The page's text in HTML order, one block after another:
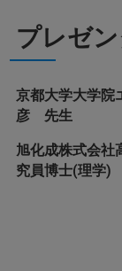
プレゼ
京都大学大学
彦 先生
旭化成株式会社
究員博士(理